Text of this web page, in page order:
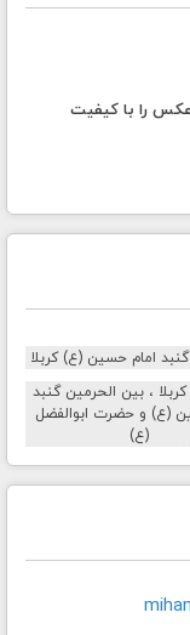
را با کیفیت